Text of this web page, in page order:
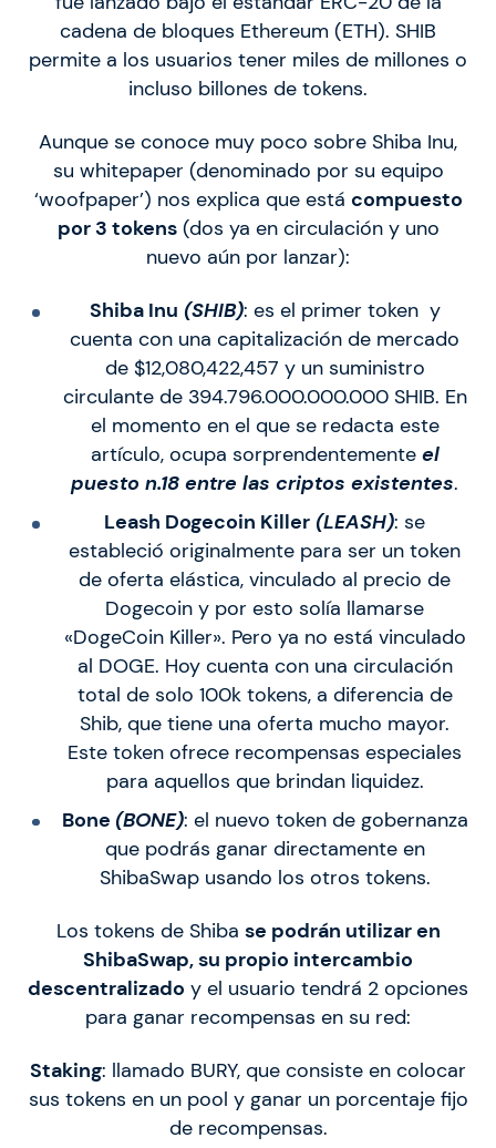
cadena de bloques Ethereum (ETH). SHIB
permite a los usuarios tener miles de millones o
incluso billones de tokens.
Aunque se conoce muy poco sobre Shiba Inu,
su whitepaper (denominado por su equipo
‘woofpaper’) nos explica que está compuesto
por 3 tokens(dos ya en circulación y uno
nuevo aún por lanzar):
Shiba Inu (SHIB): es el primer token y
cuenta con una capitalización de mercado
de $12,080,422,457 y un suministro
circulante de 394.796.000.000.000 SHIB. En
el momento en el que se redacta este
artículo, ocupa sorprendentemente el
puesto n.18 entre las criptos existentes.
Leash Dogecoin Killer (LEASH): se
estableció originalmente para ser un token
de oferta elástica, vinculado al precio de
Dogecoin y por esto solía llamarse
«DogeCoin Killer». Pero ya no está vinculado
al DOGE. Hoy cuenta con una circulación
total de solo 100k tokens, a diferencia de
Shib, que tiene una oferta mucho mayor.
Este token ofrece recompensas especiales
para aquellos que brindan liquidez.
Bone (BONE): el nuevo token de gobernanza
que podrás ganar directamente en
ShibaSwap usando los otros tokens.
Los tokens de Shiba se podrán utilizar en
ShibaSwap, su propio intercambio
descentralizado y el usuario tendrá 2 opciones
para ganar recompensas en su red:
Staking: llamado BURY, que consiste en colocar
sus tokens en un pool y ganar un porcentaje fijo
de recompensas.